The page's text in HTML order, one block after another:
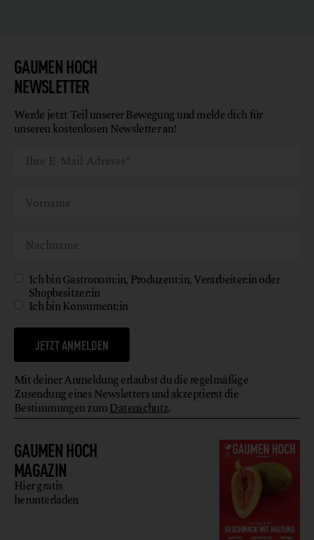
GAUMEN HOCH
MAGAZIN
Hier gratis
herunterladen
GAUMEN HOCH
NEWSLETTER
Werde jetzt Teil unserer Bewegung und melde dich für
unseren kostenlosen Newsletter an!
Ich bin Gastronom:in, Produzent:in, Verarbeiter:in oder
Shopbesitzer:in
Ich bin Konsument:in
JETZT ANMELDEN
Mit deiner Anmeldung erlaubst du die regelmäßige
Zusendung eines Newsletters und akzeptierst die
Bestimmungen zumDatenschutz.